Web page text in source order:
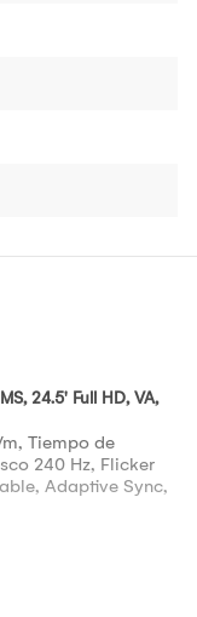
24.5' Full HD, VA,
Tiempo de
240 Hz, Flicker
Adaptive Sync,